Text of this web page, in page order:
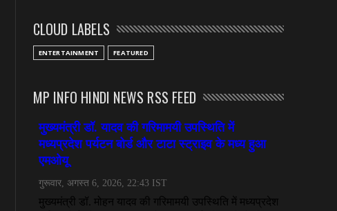
CLOUD LABELS
ENTERTAINMENT FEATURED
MP INFO HINDI NEWS RSS FEED